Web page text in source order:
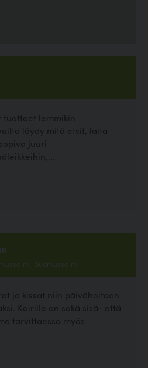
tuotteet lemmikin
löydy mitä etsit, laita
juuri
Suomussalmi
ja kissat niin päivähoitoon
Koirille on sekä sisä- että
tarvittaessa myös